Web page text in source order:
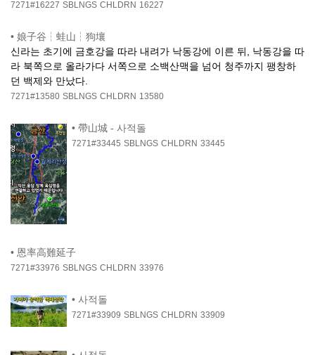
7271#16227 SBLNGS CHLDRN 16227
• 娘子谷┆蛙山┆狗壤
신라는 초기에 금호강을 따라 내려가 낙동강에 이른 뒤, 낙동강을 따
라 북쪽으로 올라가다 서쪽으로 소백산맥을 넘어 청주까지 팽창하
던 백제와 만났다.
7271#13580 SBLNGS CHLDRN 13580
• 帶山城 - 사적돌
7271#33445 SBLNGS CHLDRN 33445
• 恩率高難延子
7271#33976 SBLNGS CHLDRN 33976
• 사적돌
7271#33909 SBLNGS CHLDRN 33909